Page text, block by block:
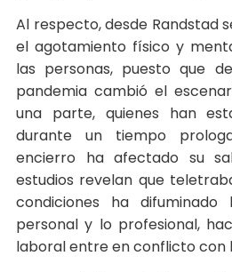
Al respecto, desde Randstad
el agotamiento físico y
las personas, puesto que
pandemia cambió el
una parte, quienes han
durante un tiempo
encierro ha afectado su
estudios revelan que
condiciones ha
personal y lo profesional,
laboral entre en conflicto con